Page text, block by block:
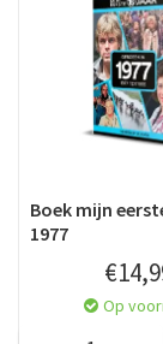
Boek mijn
1977
€14,
Op